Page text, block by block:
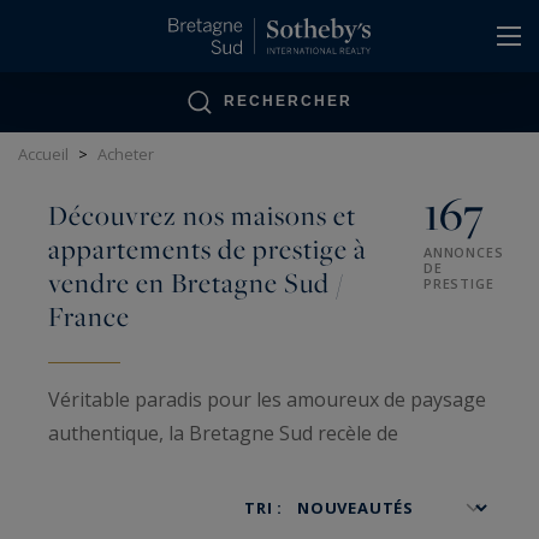
RECHERCHER
Accueil > Acheter
Découvrez nos maisons et
appartements de prestige à
vendre en Bretagne Sud /
France
167
ANNONCES
DE
PRESTIGE
Véritable paradis pour les amoureux de paysage
authentique, la Bretagne Sud recèle de
l'environnement envoûtant. Vous serez charmés
TRI :